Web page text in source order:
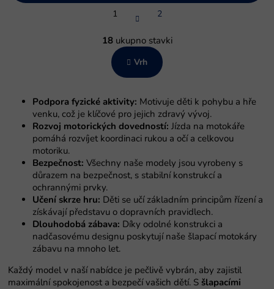
o
t
r
l
e
l
i
s
t
a
n
a
P
a
i
n
a
i
a
1 2
18ukupno stavki
Vrh
Podpora fyzické aktivity: Motivuje děti k pohybu a hře
venku, což je klíčové pro jejich zdravý vývoj.
Rozvoj motorických dovedností: Jízda na motokáře
pomáhá rozvíjet koordinaci rukou a očí a celkovou
motoriku.
Bezpečnost: Všechny naše modely jsou vyrobeny s
důrazem na bezpečnost, s stabilní konstrukcí a
ochrannými prvky.
Učení skrze hru: Děti se učí základním principům řízení a
získávají představu o dopravních pravidlech.
Dlouhodobá zábava: Díky odolné konstrukci a
nadčasovému designu poskytují naše šlapací motokáry
zábavu na mnoho let.
Každý model v naší nabídce je pečlivě vybrán, aby zajistil
maximální spokojenost a bezpečí vašich dětí. S šlapacími